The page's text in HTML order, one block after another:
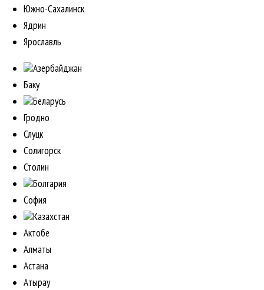
Южно-Сахалинск
Ядрин
Ярославль
Азербайджан
Баку
Беларусь
Гродно
Слуцк
Солигорск
Столин
Болгария
София
Казахстан
Актобе
Алматы
Астана
Атырау